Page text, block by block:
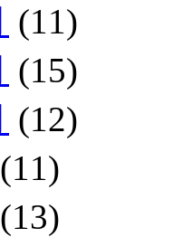
(11)
(15)
(12)
(11)
(13)